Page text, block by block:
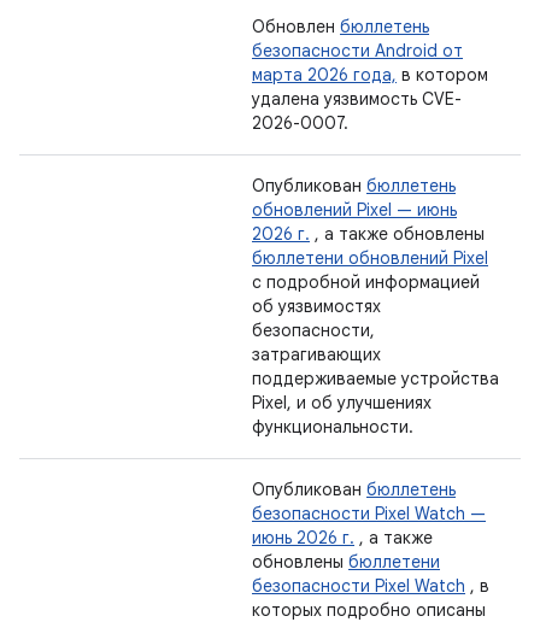
Обновлен бюллетень
безопасности Android от
марта 2026 года, в котором
удалена уязвимость CVE-
2026-0007.
Опубликован бюллетень
обновлений Pixel — июнь
2026 г. , а также обновлены
бюллетени обновлений Pixel
с подробной информацией
об уязвимостях
безопасности,
затрагивающих
поддерживаемые устройства
Pixel, и об улучшениях
функциональности.
Опубликован бюллетень
безопасности Pixel Watch —
июнь 2026 г. , а также
обновлены бюллетени
безопасности Pixel Watch , в
которых подробно описаны